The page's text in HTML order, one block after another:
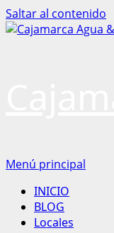
Saltar al contenido
Menú principal
INICIO
BLOG
Locales